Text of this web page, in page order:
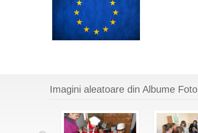
Imagini aleatoare din Albume Foto